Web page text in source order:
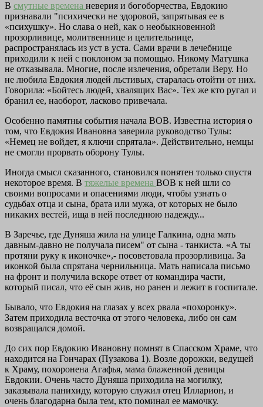
В смутные времена неверия и богоборчества, Евдокию
признавали "психически не здоровой, запрятывая ее в
«психушку». Но слава о ней, как о необыкновенной
прозорливице, молитвеннице и целительнице,
распространялась из уст в уста. Сами врачи в лечебнице
приходили к ней с поклоном за помощью. Никому Матушка
не отказывала. Многие, после излечения, обретали Веру. Нo
не любила Евдокия людей льстивых, старалась отойти от них.
Говорила: «Бойтесь людей, хвалящих Вас». Тех же кто ругал и
бранил ее, наоборот, ласково привечала.
Особенно памятны события начала ВОВ. Известна история о
том, что Евдокия Ивановна заверила руководство Тулы:
«Немец не войдет, я ключи спрятала». Действительно, немцы
не смогли прорвать оборону Тулы.
Иногда смысл сказанного, становился понятен только спустя
некоторое время. В тяжелые времена ВОВ к ней шли со
своими вопросами и опасениями люди, чтобы узнать о
судьбах отца и сына, брата или мужа, от которых не было
никаких вестей, ища в ней последнюю надежду...
В Заречье, где Дуняша жила на улице Галкина, одна мать
давным-давно не получала писем" от сына - танкиста. «А ты
протяни руку к иконочке»,- посоветовала прозорливица. За
иконкой была спрятана чернильница. Мать написала письмо
на фронт и получила вскоре ответ от командира части,
который писал, что её сын жив, но ранен и лежит в госпитале.
Бывало, что Евдокия на глазах у всех рвала «похоронку».
Затем приходила весточка от этого человека, либо он сам
возвращался домой.
До сих пор Евдокию Ивановну помнят в Спасском Храме, что
находится на Гончарах (Пузакова 1). Возле дорожки, ведущей
к Храму, похоронена Агафья, мама блаженной девицы
Евдокии. Очень часто Дуняша приходила на могилку,
заказывала панихиду, которую служил отец Илларион, и
очень благодарна была тем, кто поминал ее мамочку.